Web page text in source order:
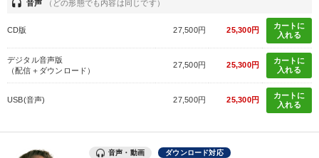
headset 音声 （どの形態でも内容は同じです）
CD版 27,500円 25,300円
カートに
入れる
デジタル音声版
（配信＋ダウンロード）
27,500円 25,300円
カートに
入れる
USB(音声) 27,500円 25,300円
カートに
入れる
音声・動画 ダウンロード対応